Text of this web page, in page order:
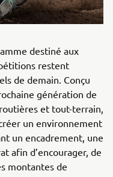
destiné aux
restent
de demain. Conçu
génération de
et tout-terrain,
un environnement
un encadrement, une
afin d’encourager, de
montantes de